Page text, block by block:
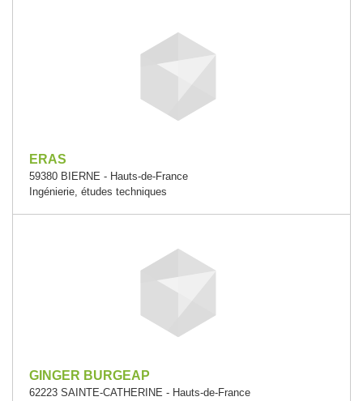
ERAS
59380 BIERNE - Hauts-de-France
Ingénierie, études techniques
GINGER BURGEAP
62223 SAINTE-CATHERINE - Hauts-de-France